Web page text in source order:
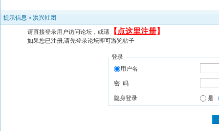
提示信息 » 洪兴社团
请直接登录用户访问论坛，或请 【 点这里注册】
如果您已注册,请先登录论坛即可游览帖子
登录
用户名
密 码
隐身登录 是